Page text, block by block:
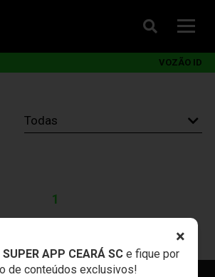
×
SUPER APP CEARÁ SCe fique por
de conteúdos exclusivos!
VOZÃO ID
1